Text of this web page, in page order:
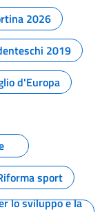
2026
2019
d'Europa
sport
lo sviluppo e la